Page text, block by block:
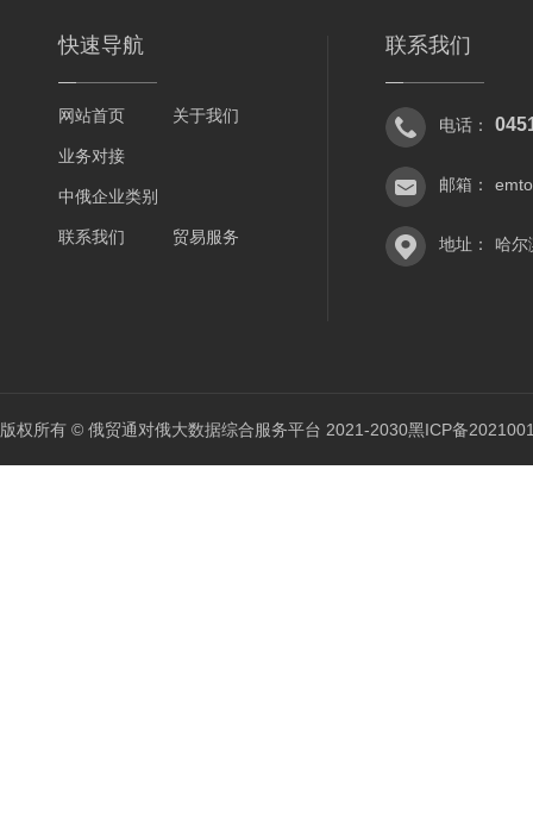
快速导航
网站首页 关于我们
业务对接
中俄企业类别
联系我们 贸易服务
联系我们
电话：
邮箱：
地址： 哈尔
版权所有 © 俄贸通对俄大数据综合服务平台 2021-2030黑ICP备